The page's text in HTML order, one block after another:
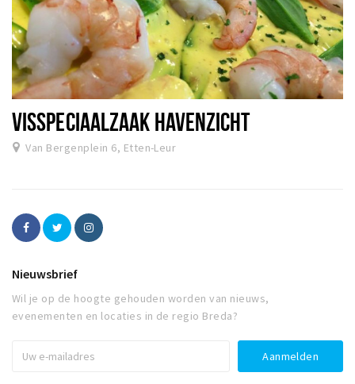
VISSPECIAALZAAK HAVENZICHT
Van Bergenplein 6, Etten-Leur
Nieuwsbrief
Wil je op de hoogte gehouden worden van nieuws,
evenementen en locaties in de regio Breda?